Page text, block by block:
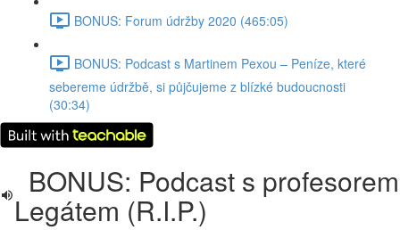
BONUS: Forum údržby 2020 (465:05)
BONUS: Podcast s Martinem Pexou – Peníze, které
sebereme údržbě, si půjčujeme z blízké budoucnosti
(30:34)
BONUS: Podcast s profesorem
Legátem (R.I.P.)